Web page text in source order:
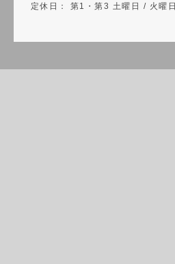
定休日： 第1・第3 土曜日 / 火曜